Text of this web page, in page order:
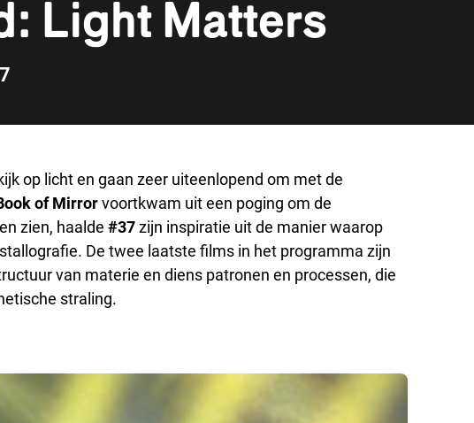
Light Matters
op licht en gaan zeer uiteenlopend om met de
of Mirrorvoortkwam uit een poging om de
zien, haalde #37zijn inspiratie uit de manier waarop
De twee laatste films in het programma zijn
van materie en diens patronen en processen, die
straling.